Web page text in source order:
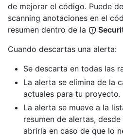
de mejorar el código. Puede
scanning anotaciones en el
resumen dentro de la
Cuando descartas una alerta:
Se descarta en todas las
La alerta se elimina de la
actuales para tu proyecto.
La alerta se mueve a la
resumen de alertas,
abrirla en caso de que lo